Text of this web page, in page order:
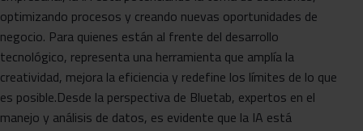
optimizando procesos y creando nuevas oportunidades de
negocio. Para quienes están al frente del desarrollo
tecnológico, representa una herramienta que amplía la
creatividad, mejora la eficiencia y redefine los límites de lo que
es posible.Desde la perspectiva de Bluetab, expertos en el
manejo y análisis de datos, es evidente que la IA está